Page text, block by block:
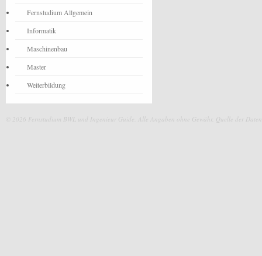
Fernstudium Allgemein
Informatik
Maschinenbau
Master
Weiterbildung
© 2026 Fernstudium BWL und Ingenieur Guide. Alle Angaben ohne Gewähr. Quelle der